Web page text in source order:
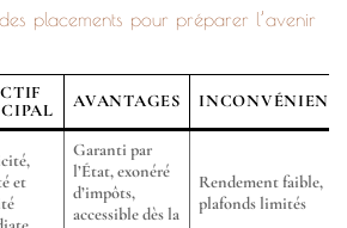
placements pour préparer l’avenir
AVANTAGES
et
Garanti par
l’État, exonéré
d’impôts,
accessible dès la
Rendement faible,
plafonds limités